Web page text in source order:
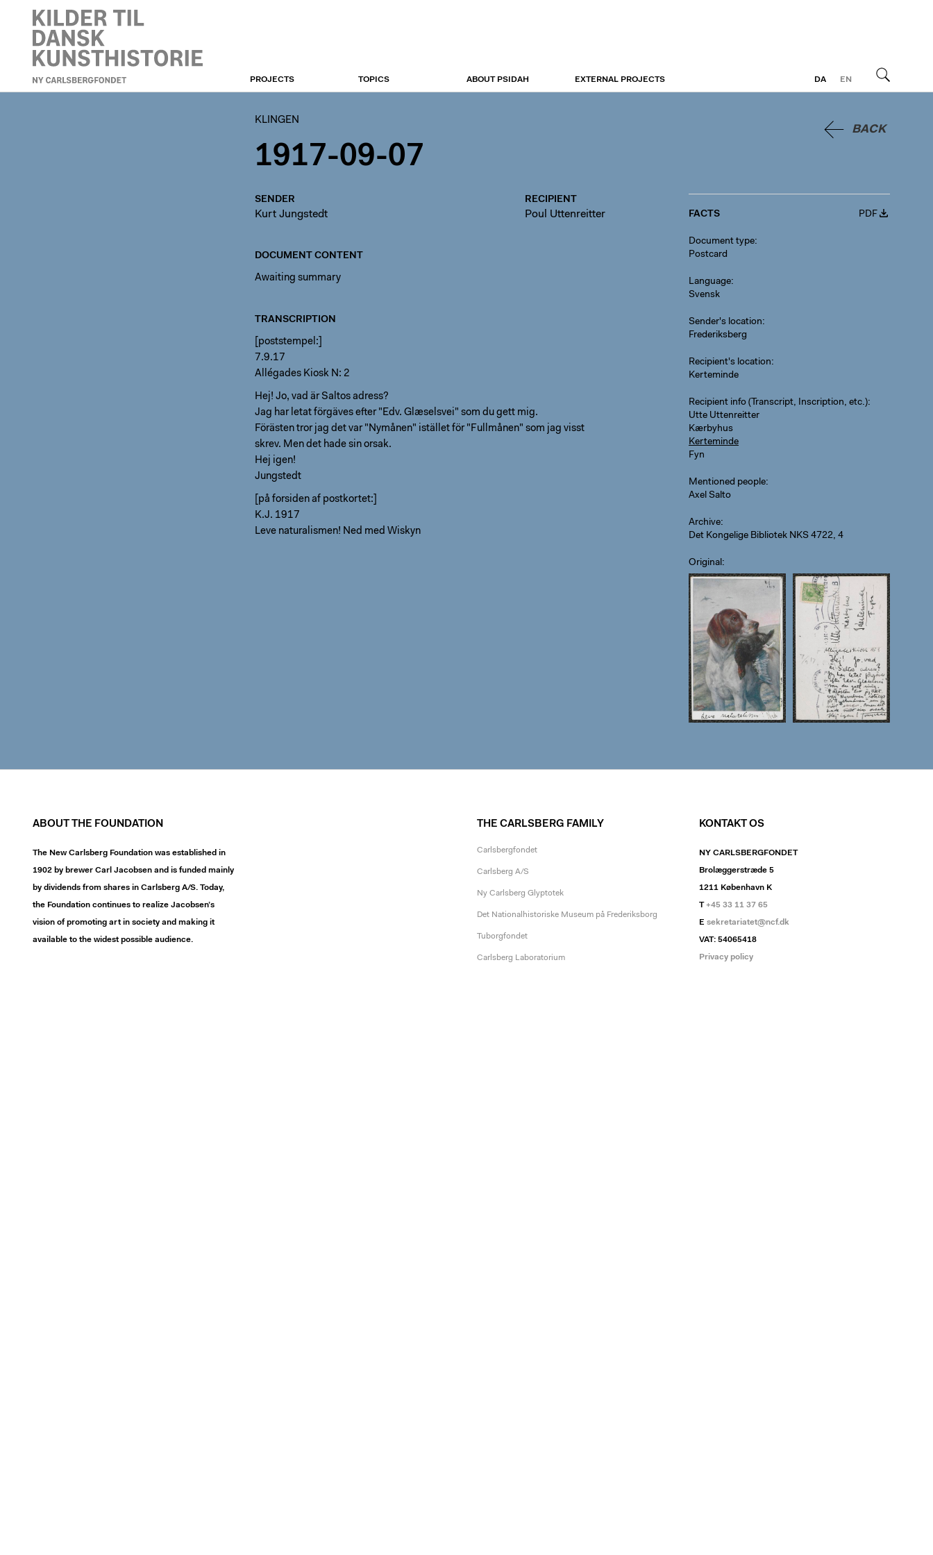
KLINGEN
DA
EN
PROJECTS TOPICS ABOUT PSIDAH EXTERNAL PROJECTS
BACK
KLINGEN
1917-09-07
SENDER
Kurt Jungstedt
RECIPIENT
Poul Uttenreitter
DOCUMENT CONTENT
Awaiting summary
TRANSCRIPTION
[poststempel:]
7.9.17
Allégades Kiosk N: 2
Hej! Jo, vad är Saltos adress?
Jag har letat förgäves efter "Edv. Glæselsvei" som du gett mig.
Förästen tror jag det var "Nymånen" istället för "Fullmånen" som jag visst
skrev. Men det hade sin orsak.
Hej igen!
Jungstedt
[på forsiden af postkortet:]
K.J. 1917
Leve naturalismen! Ned med Wiskyn
FACTS PDF
Document type
Postcard
Language
Svensk
Sender's location
Frederiksberg
Recipient's location
Kerteminde
Recipient info (Transcript, Inscription, etc.)
Utte Uttenreitter
Kærbyhus
Kerteminde
Fyn
Mentioned people
Axel Salto
Archive
Det Kongelige Bibliotek NKS 4722, 4
Original
ABOUT THE FOUNDATION
The New Carlsberg Foundation was established in
1902 by brewer Carl Jacobsen and is funded mainly
by dividends from shares in Carlsberg A/S. Today,
the Foundation continues to realize Jacobsen’s
vision of promoting art in society and making it
available to the widest possible audience.
THE CARLSBERG FAMILY
Carlsbergfondet
Carlsberg A/S
Ny Carlsberg Glyptotek
Det Nationalhistoriske Museum på Frederiksborg
Tuborgfondet
Carlsberg Laboratorium
KONTAKT OS
NY CARLSBERGFONDET
Brolæggerstræde 5
1211 København K
T+45 33 11 37 65
E sekretariatet@ncf.dk
VAT: 54065418
Privacy policy